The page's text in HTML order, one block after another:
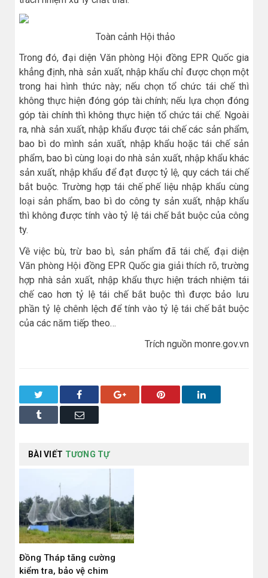
Toàn cảnh Hội thảo
Trong đó, đại diện Văn phòng Hội đồng EPR Quốc gia
khẳng định, nhà sản xuất, nhập khẩu chỉ được chọn một
trong hai hình thức này; nếu chọn tổ chức tái chế thì
không thực hiện đóng góp tài chính; nếu lựa chọn đóng
góp tài chính thì không thực hiện tổ chức tái chế. Ngoài
ra, nhà sản xuất, nhập khẩu được tái chế các sản phẩm,
bao bì do mình sản xuất, nhập khẩu hoặc tái chế sản
phẩm, bao bì cùng loại do nhà sản xuất, nhập khẩu khác
sản xuất, nhập khẩu để đạt được tỷ lệ, quy cách tái chế
bắt buộc. Trường hợp tái chế phế liệu nhập khẩu cùng
loại sản phẩm, bao bì do công ty sản xuất, nhập khẩu
thì không được tính vào tỷ lệ tái chế bắt buộc của công
ty.
Về việc bù, trừ bao bì, sản phẩm đã tái chế, đại diện
Văn phòng Hội đồng EPR Quốc gia giải thích rõ, trường
hợp nhà sản xuất, nhập khẩu thực hiện trách nhiệm tái
chế cao hơn tỷ lệ tái chế bắt buộc thì được bảo lưu
phần tỷ lệ chênh lệch để tính vào tỷ lệ tái chế bắt buộc
của các năm tiếp theo…
Trích nguồn monre.gov.vn
Facebook Google+ Pinterest LinkedIn
Tumblr Email
BÀI VIẾT TƯƠNG TỰ
Đồng Tháp tăng cường
kiểm tra, bảo vệ chim